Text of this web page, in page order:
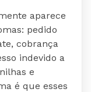
aparece
pedido
cobrança
indevido a
e
é que esses